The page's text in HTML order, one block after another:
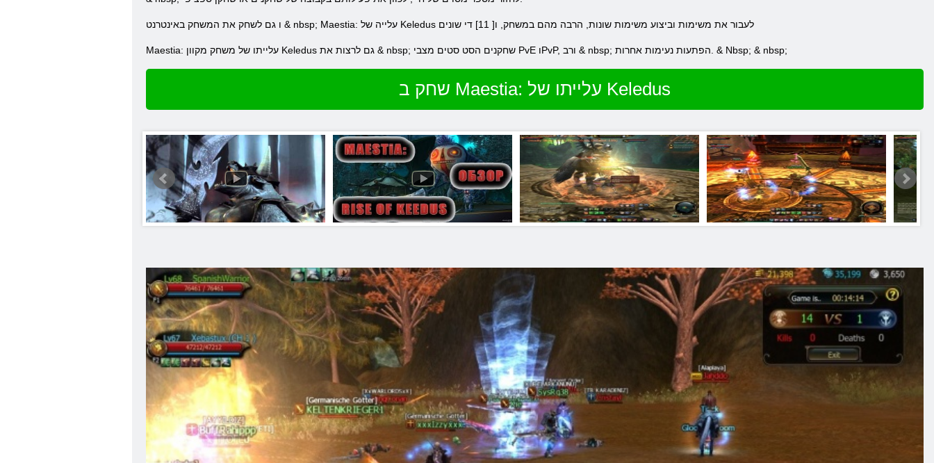
ו גם לשחק את המשחק באינטרנט & nbsp; Maestia: עלייה של Keledus לעבור את משימות וביצוע משימות שונות, הרבה מהם במשחק, ו[ 11] די שונים
Maestia: עלייתו של משחק מקוון Keledus גם לרצות את & nbsp; שחקנים הסט סטים מצבי PvE וPvP, ורב & nbsp; הפתעות נעימות אחרות. & Nbsp; & nbsp;
שחק ב Maestia: עלייתו של Keledus